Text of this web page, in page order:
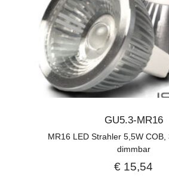
GU5.3-MR16
MR16 LED Strahler 5,5W COB,
dimmbar
€ 15,54